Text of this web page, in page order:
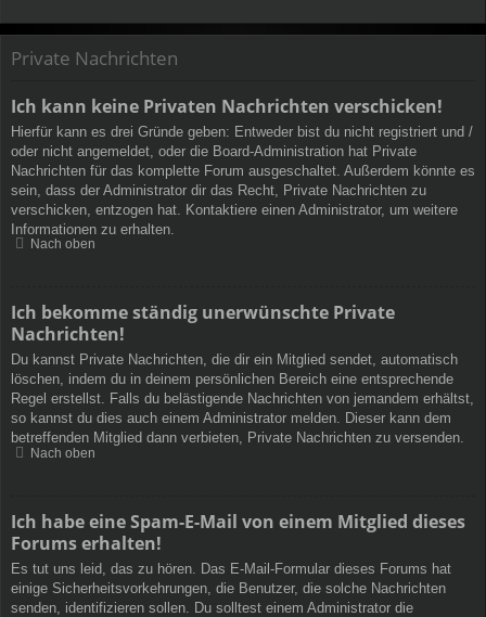
Private Nachrichten
Ich kann keine Privaten Nachrichten verschicken!
Hierfür kann es drei Gründe geben: Entweder bist du nicht registriert und /
oder nicht angemeldet, oder die Board-Administration hat Private
Nachrichten für das komplette Forum ausgeschaltet. Außerdem könnte es
sein, dass der Administrator dir das Recht, Private Nachrichten zu
verschicken, entzogen hat. Kontaktiere einen Administrator, um weitere
Informationen zu erhalten.
Nach oben
Ich bekomme ständig unerwünschte Private
Nachrichten!
Du kannst Private Nachrichten, die dir ein Mitglied sendet, automatisch
löschen, indem du in deinem persönlichen Bereich eine entsprechende
Regel erstellst. Falls du belästigende Nachrichten von jemandem erhältst,
so kannst du dies auch einem Administrator melden. Dieser kann dem
betreffenden Mitglied dann verbieten, Private Nachrichten zu versenden.
Nach oben
Ich habe eine Spam-E-Mail von einem Mitglied dieses
Forums erhalten!
Es tut uns leid, das zu hören. Das E-Mail-Formular dieses Forums hat
einige Sicherheitsvorkehrungen, die Benutzer, die solche Nachrichten
senden, identifizieren sollen. Du solltest einem Administrator die